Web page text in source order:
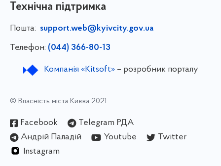
Технічна підтримка
Пошта: support.web@kyivcity.gov.ua
Телефон: (044) 366-80-13
Компанія «Kitsoft»– розробник порталу
© Власність міста Києва 2021
Facebook
Telegram РДА
Андрій Паладій
Youtube
Twitter
Instagram